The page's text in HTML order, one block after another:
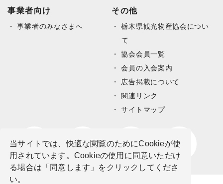
当サイトでは、快適な閲覧のためにCookieが使
用されています。Cookieの使用に同意いただけ
る場合は「同意します」をクリックしてくださ
い。
事業者向け
事業者のみなさまへ
その他
栃木県観光物産協会につい
て
協会会員一覧
会員の入会案内
広告掲載について
関連リンク
サイトマップ